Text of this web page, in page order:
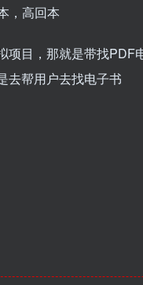
，高回本
项目，那就是带找
去帮用户去找电子书